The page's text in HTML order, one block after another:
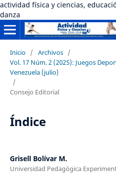
actividad física y ciencias,
danza
Inicio / Archivos /
Vol. 17 Núm. 2 (2025): Juegos
Venezuela (julio)
/
Consejo Editorial
Índice
Grisell Bolívar M.
Universidad Pedagógica